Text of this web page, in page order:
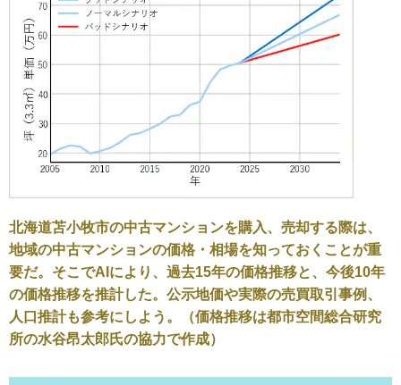
北海道苫小牧市の中古マンションを購入、売却する際は、
地域の中古マンションの価格・相場を知っておくことが重
要だ。そこでAIにより、過去15年の価格推移と、今後10年
の価格推移を推計した。公示地価や実際の売買取引事例、
人口推計も参考にしよう。（価格推移は都市空間総合研究
所の水谷昂太郎氏の協力で作成）